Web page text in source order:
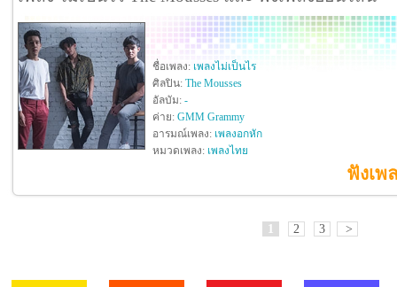
ชื่อเพลง: เพลงไม่เป็นไร
ศิลปิน: The Mousses
อัลบัม: -
ค่าย: GMM Grammy
อารมณ์เพลง: เพลงอกหัก
หมวดเพลง: เพลงไทย
ฟังเพ
2 3 >